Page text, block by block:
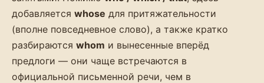
добавляется whose для притяжательности
(вполне повседневное слово), а также кратко
разбираются whom и вынесенные вперёд
предлоги — они чаще встречаются в
официальной письменной речи, чем в